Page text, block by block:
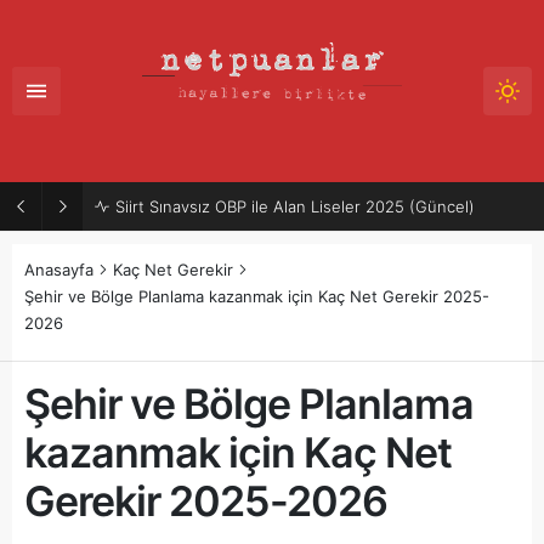
Siirt Sınavsız OBP ile Alan Liseler 2025 (Güncel)
Anasayfa
Kaç Net Gerekir
Şehir ve Bölge Planlama kazanmak için Kaç Net Gerekir 2025-
2026
Şehir ve Bölge Planlama
kazanmak için Kaç Net
Gerekir 2025-2026